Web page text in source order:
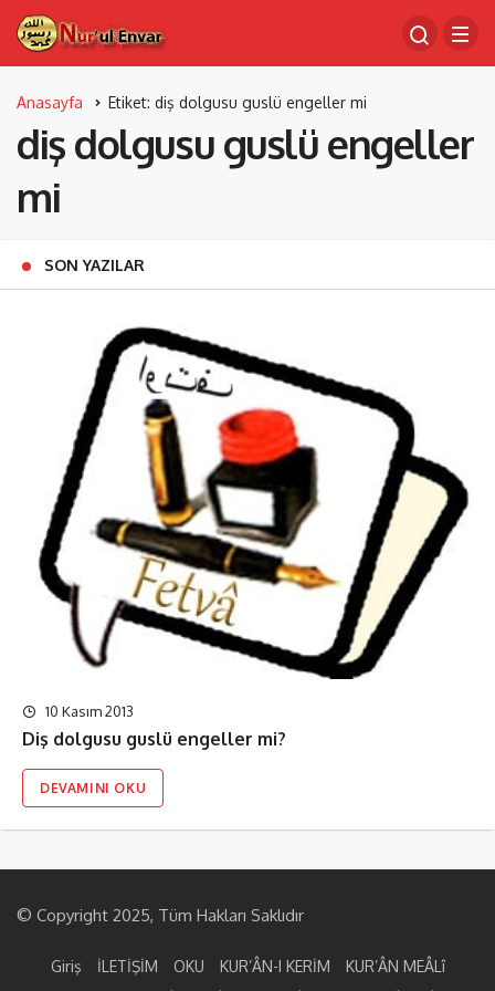
Anasayfa Etiket: diş dolgusu guslü engeller mi
diş dolgusu guslü engeller
mi
SON YAZILAR
10 Kasım 2013
Diş dolgusu guslü engeller mi?
DEVAMINI OKU
© Copyright 2025, Tüm Hakları Saklıdır
Giriş İLETİŞİM OKU KUR’ÂN-I KERİM KUR’ÂN MEÂLî